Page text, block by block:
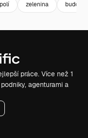
polí zelenina
práce. Více než 1
agenturami a